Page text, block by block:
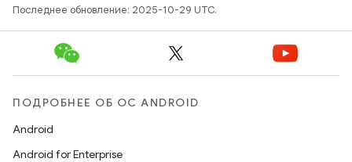
Последнее обновление: 2025-10-29 UTC.
ПОДРОБНЕЕ ОБ ОС ANDROID
Android
Android for Enterprise